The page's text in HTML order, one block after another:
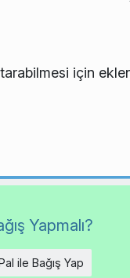
için
Yapmalı?
ile Bağış Yap